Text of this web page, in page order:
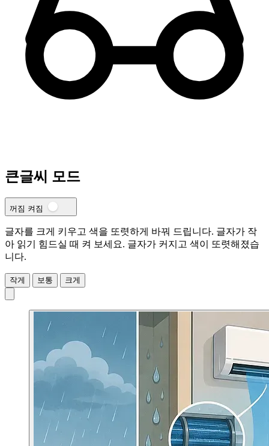
큰글씨 모드
꺼짐 켜짐
글자를 크게 키우고 색을 또렷하게 바꿔 드립니다. 글자가 작
아 읽기 힘드실 때 켜 보세요. 글자가 커지고 색이 또렷해졌습
니다.
작게 보통 크게